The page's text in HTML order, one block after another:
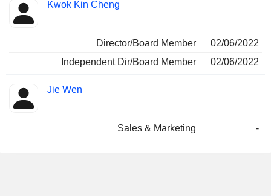
Kwok Kin Cheng
Director/Board Member
02/06/2022
Independent Dir/Board Member
02/06/2022
Jie Wen
Sales & Marketing -